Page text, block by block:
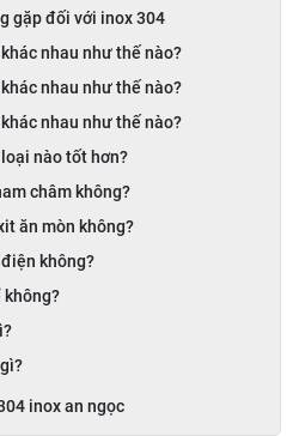
gặp đối với inox 304
nhau như thế nào?
nhau như thế nào?
nhau như thế nào?
nào tốt hơn?
châm không?
ăn mòn không?
không?
không?
inox an ngọc